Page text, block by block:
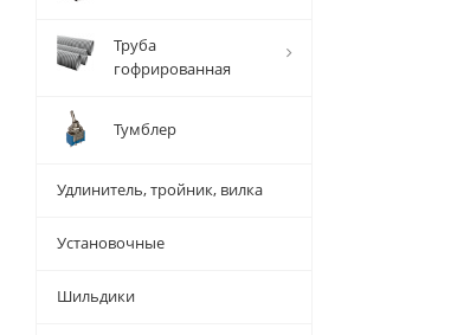
Труба
гофрированная
Тумблер
Удлинитель, тройник, вилка
Установочные
Шильдики